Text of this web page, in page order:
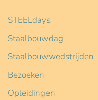
STEELdays
Staalbouwdag
Staalbouwwedstrijden
Bezoeken
Opleidingen